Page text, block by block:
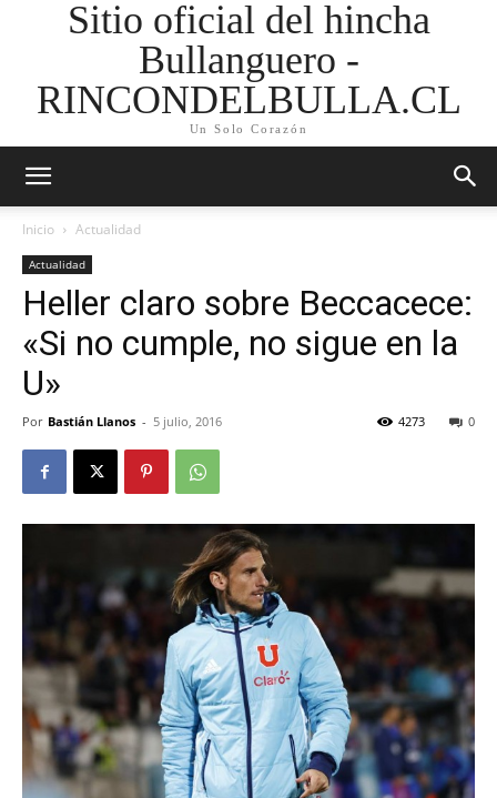
Sitio oficial del hincha
Bullanguero -
RINCONDELBULLA.CL
Un Solo Corazón
Inicio Actualidad
Actualidad
Heller claro sobre Beccacece:
«Si no cumple, no sigue en la
U»
Por Bastián Llanos - 5 julio, 2016 0
4273